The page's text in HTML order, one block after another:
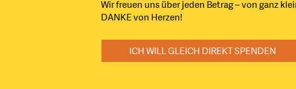
Wir freuen uns über jeden Betrag – von ganz
DANKE von Herzen!
ICH WILL GLEICH DIREKT SPENDEN